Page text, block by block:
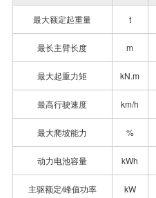
最大额定起重量 t
最长主臂长度 m
最大起重力矩 kN.m
最高行驶速度 km/h
最大爬坡能力 %
动力电池容量 kWh
主驱额定/峰值功率 kW